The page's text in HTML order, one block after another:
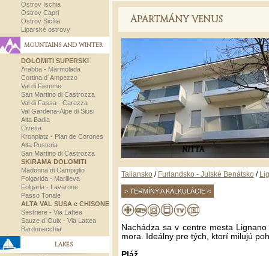
Ostrov Ischia
Ostrov Capri
Ostrov Sicília
Liparské ostrovy
MOUNTAINS AND WINTER
DOLOMITI SUPERSKI
Arabba - Marmolada
Cortina d´Ampezzo
Val di Fiemme
San Martino di Castrozza
Val di Fassa - Carezza
Val Gardena-Alpe di Siusi
Alta Badia
Civetta
Kronplatz - Plan de Corones
Alta Pusteria
San Martino di Castrozza
SKIRAMA DOLOMITI
Madonna di Campiglio
Folgarida - Marilleva
Folgaria - Lavarone
Passo Tonale
ALTA VAL SUSA e CHISONE
Sestriere - Via Lattea
Sauze d´Oulx - Via Lattea
Bardonecchia
LAKES
APARTMÁNY VENUS
Taliansko / Furlandsko - Julské Benátsko /
> TERMÍNY A KALKULÁCIE <
Nachádza sa v centre mesta
mora. Ideálny pre tých, ktorí milujú